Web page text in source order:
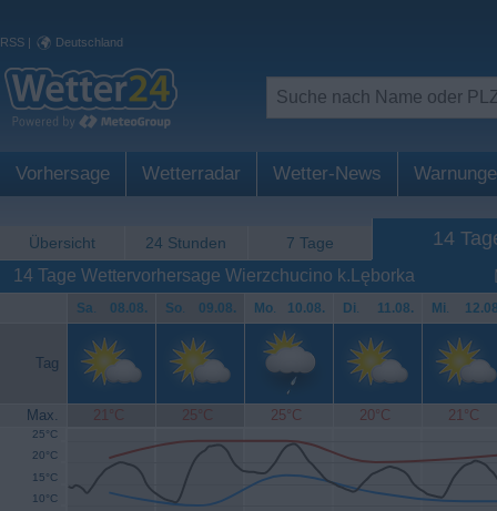
RSS | Deutschland
Vorhersage Wetterradar Wetter-News
Übersicht 24 Stunden 7 Tage 14
14 Tage Wettervorhersage Wierzchucino k.Lęborka
Sa. 08.08. So. 09.08. Mo. 10.08. Di. 11.08. Mi.
Tag
Max. 21°C 25°C 25°C 20°C 21°C
10°C
15°C
20°C
25°C